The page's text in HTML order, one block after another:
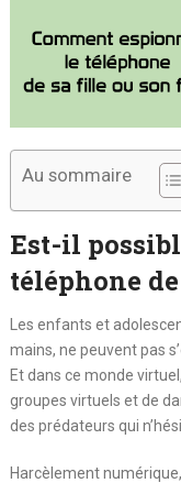
Au sommaire
Est-il
téléphone
Les enfants et
mains, ne peuvent pas
Et dans ce monde
groupes virtuels et de
des prédateurs qui
Harcèlement